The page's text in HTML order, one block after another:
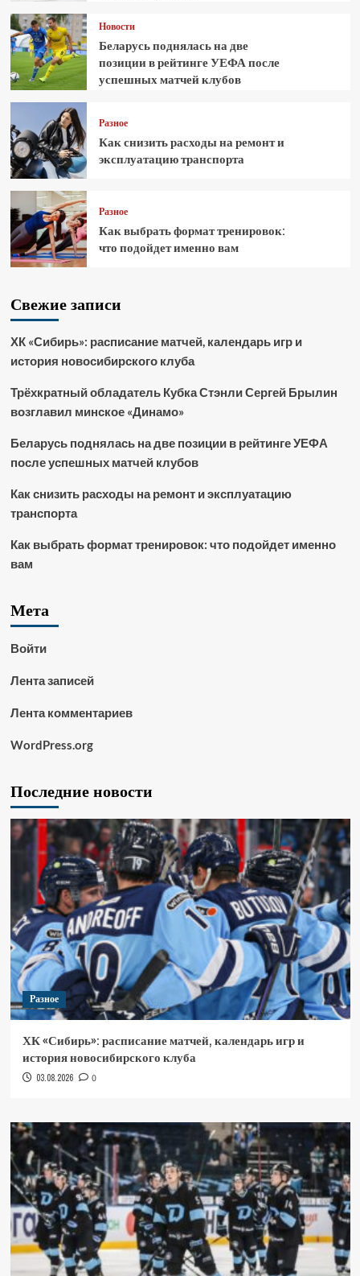
Новости
Беларусь поднялась на две
позиции в рейтинге УЕФА после
успешных матчей клубов
Разное
Как снизить расходы на ремонт и
эксплуатацию транспорта
Разное
Как выбрать формат тренировок:
что подойдет именно вам
Свежие записи
ХК «Сибирь»: расписание матчей, календарь игр и
история новосибирского клуба
Трёхкратный обладатель Кубка Стэнли Сергей Брылин
возглавил минское «Динамо»
Беларусь поднялась на две позиции в рейтинге УЕФА
после успешных матчей клубов
Как снизить расходы на ремонт и эксплуатацию
транспорта
Как выбрать формат тренировок: что подойдет именно
вам
Мета
Войти
Лента записей
Лента комментариев
WordPress.org
Последние новости
Разное
ХК «Сибирь»: расписание матчей, календарь игр и
история новосибирского клуба
03.08.2026 0